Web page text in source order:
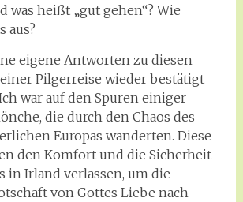
was heißt „gut gehen“? Wie
aus?
eigene Antworten zu diesen
Pilgerreise wieder bestätigt
war auf den Spuren einiger
die durch den Chaos des
Europas wanderten. Diese
den Komfort und die Sicherheit
in Irland verlassen, um die
von Gottes Liebe nach